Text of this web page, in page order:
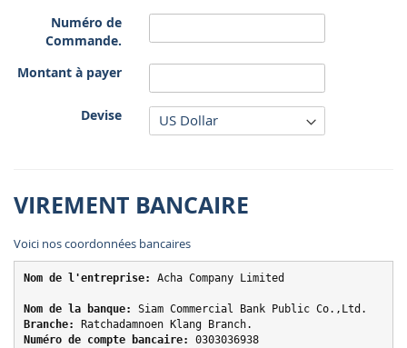
Numéro de
Commande.
Montant à payer
Devise
VIREMENT BANCAIRE
Voici nos coordonnées bancaires
Nom de l'entreprise: Acha Company Limited
Nom de la banque:
Siam Commercial Bank Public Co.,Ltd.
Branche:
Ratchadamnoen Klang Branch.
Numéro de compte bancaire:
0303036938